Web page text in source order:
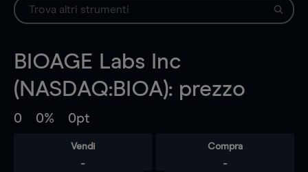
BIOAGE Labs Inc
(NASDAQ:BIOA): prezzo
0 0% 0pt
Vendi
-
Compra
-